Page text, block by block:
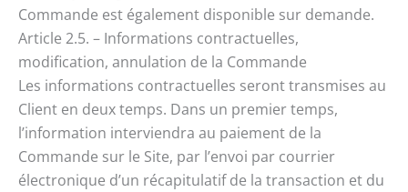
Commande est également disponible sur demande.
Article 2.5. – Informations contractuelles,
modification, annulation de la Commande
Les informations contractuelles seront transmises au
Client en deux temps. Dans un premier temps,
l’information interviendra au paiement de la
Commande sur le Site, par l’envoi par courrier
électronique d’un récapitulatif de la transaction et du